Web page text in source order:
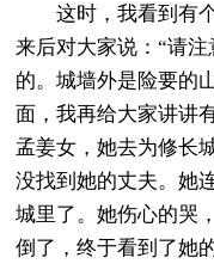
这时，我看到有个
来后对大家说：“请
的。城墙外是险要的
面，我再给大家讲讲
孟姜女，她去为修长
没找到她的丈夫。她
城里了。她伤心的哭
倒了，终于看到了她